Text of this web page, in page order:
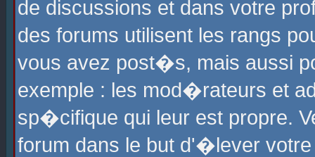
de discussions et dans votre
des forums utilisent les rangs
vous avez post�s, mais aussi
exemple : les mod�rateurs et
sp�cifique qui leur est propre.
forum dans le but d'�lever